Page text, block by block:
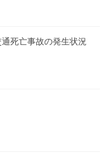
死亡事故の発生状況